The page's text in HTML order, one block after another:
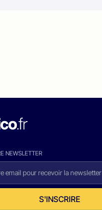
NEWSLETTER
S'INSCRIRE